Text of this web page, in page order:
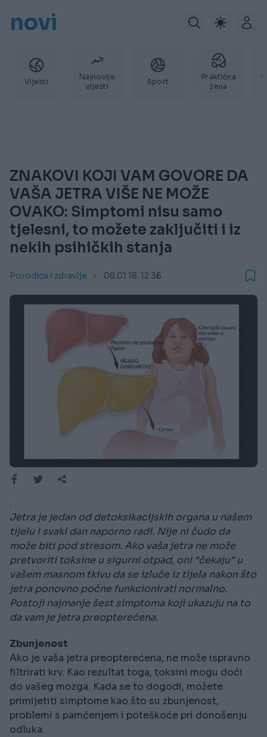
novi
Vijesti
Najnovije
vijesti
Sport
Praktična
žena
ZNAKOVI KOJI VAM GOVORE DA
VAŠA JETRA VIŠE NE MOŽE
OVAKO: Simptomi nisu samo
tjelesni, to možete zaključiti i iz
nekih psihičkih stanja
Porodica i zdravlje 08.01.18. 12:36
.
Jetra je jedan od detoksikacijskih organa u našem
tijelu i svaki dan naporno radi. Nije ni čudo da
može biti pod stresom. Ako vaša jetra ne može
pretvoriti toksine u sigurni otpad, oni “čekaju” u
vašem masnom tkivu da se izluče iz tijela nakon što
jetra ponovno počne funkcionirati normalno.
Postoji najmanje šest simptoma koji ukazuju na to
da vam je jetra preopterećena.
Zbunjenost
Ako je vaša jetra preopterećena, ne može ispravno
filtrirati krv. Kao rezultat toga, toksini mogu doći
do vašeg mozga. Kada se to dogodi, možete
primijetiti simptome kao što su zbunjenost,
problemi s pamćenjem i poteškoće pri donošenju
odluka.